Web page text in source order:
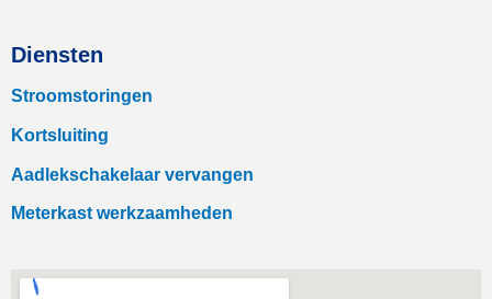
Diensten
Stroomstoringen
Kortsluiting
Aadlekschakelaar vervangen
Meterkast werkzaamheden